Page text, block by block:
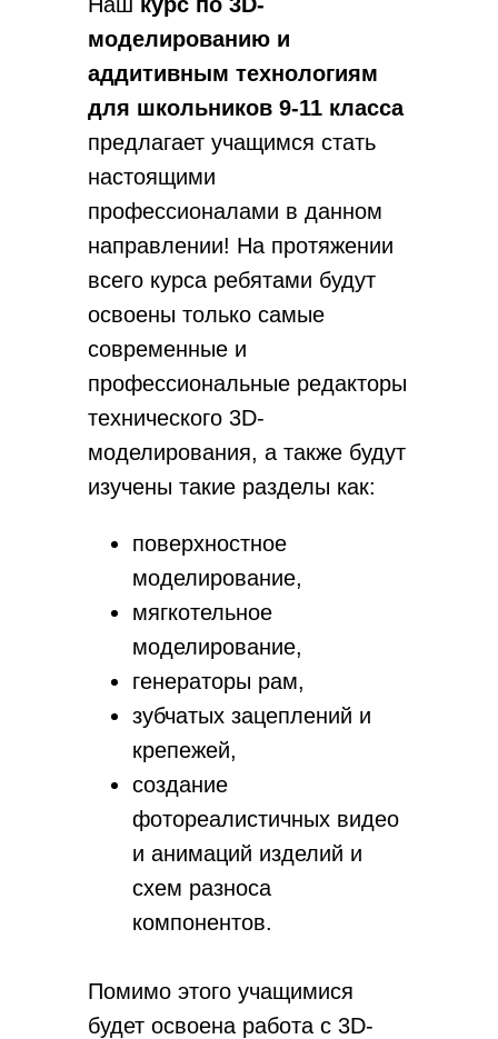
моделированию и
аддитивным технологиям
для школьников 9-11 класса
предлагает учащимся стать
настоящими
профессионалами в данном
направлении! На протяжении
всего курса ребятами будут
освоены только самые
современные и
профессиональные редакторы
технического 3D-
моделирования, а также будут
изучены такие разделы как:
поверхностное
моделирование,
мягкотельное
моделирование,
генераторы рам,
зубчатых зацеплений и
крепежей,
создание
фотореалистичных видео
и анимаций изделий и
схем разноса
компонентов.
Помимо этого учащимися
будет освоена работа с 3D-